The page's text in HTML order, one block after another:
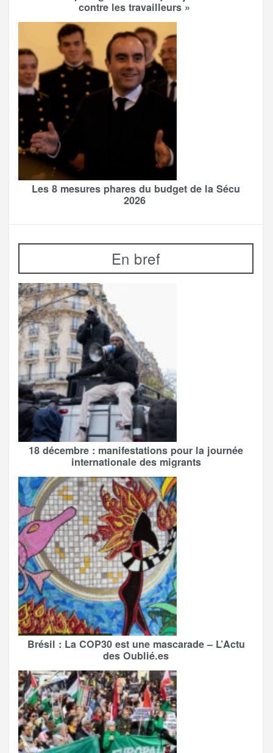
contre les travailleurs »
Les 8 mesures phares du budget de la Sécu
2026
En bref
18 décembre : manifestations pour la journée
internationale des migrants
Brésil : La COP30 est une mascarade – L’Actu
des Oublié.es